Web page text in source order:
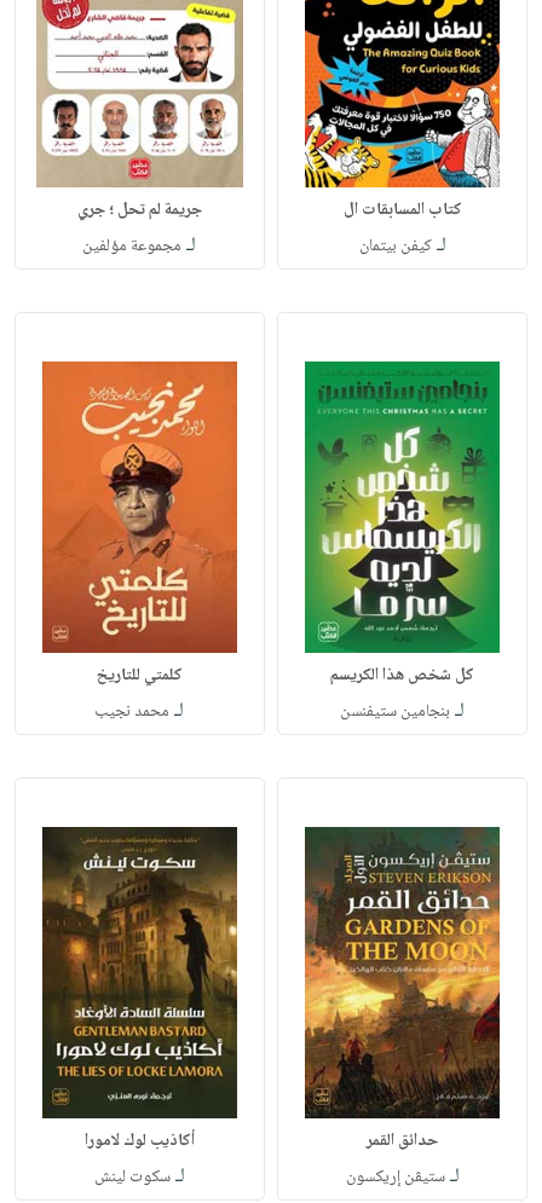
كتاب المسابقات ال
لـكيفن بيتمان
جريمة لم تحل ؛ جري
لـ مجموعة مؤلفين
كل شخص هذا الكريسم
لـ بنجامين ستيفنسن
كلمتي للتاريخ
لـ محمد نجيب
حدائق القمر
لـستيڤن إريكسون
أكاذيب لوك لامورا
لـسكوت لينش